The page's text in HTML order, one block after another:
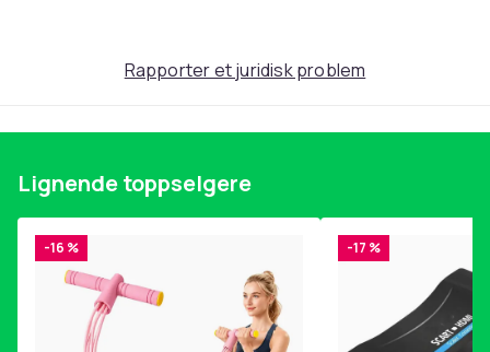
Farge: sonoma eik
Materiale: sponplate
Montering kreves: ja
EAN:8720286642665
Farge
Brun
Vekt, gram
Rapporter et juridisk problem
Lignende toppselgere
-16 % -17 %